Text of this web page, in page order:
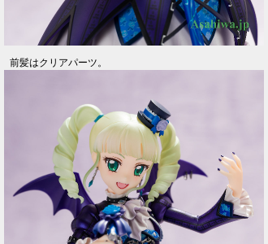
前髪はクリアパーツ。